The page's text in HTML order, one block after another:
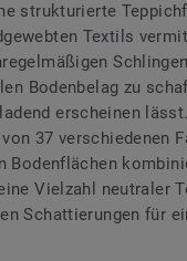
strukturierte
Textils
Bodenbelag zu
erscheinen
37 verschiedenen
Bodenflächen
Vielzahl neutraler
Schattierungen für